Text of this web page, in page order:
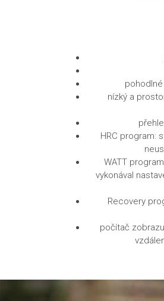
nízký a
HRC program:
WATT
vykonával
Recovery
počítač